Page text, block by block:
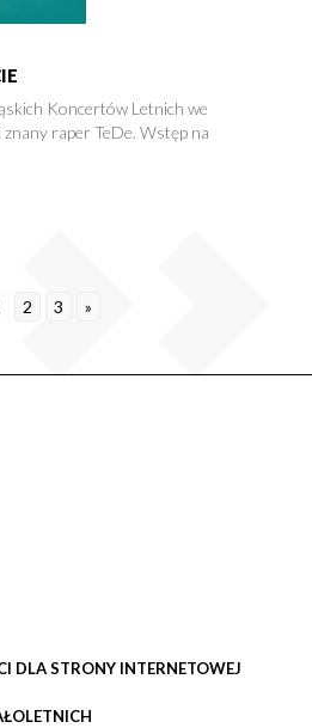
Koncertów Letnich we
raper TeDe. Wstęp na
2 3 »
DLA STRONY INTERNETOWEJ